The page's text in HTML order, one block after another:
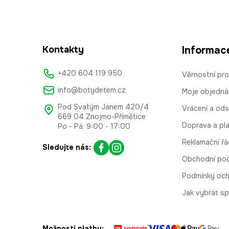
Kontakty
+420 604 119 950
info@botydetem.cz
Pod Svatým Janem 420/4
669 04 Znojmo-Přímětice
Po - Pá: 9:00 - 17:00
Sledujte nás:
Věrnostní
Moje
Vrácení a
Doprava a
Reklamační
Obchodní
Podmínky
Jak vybrat